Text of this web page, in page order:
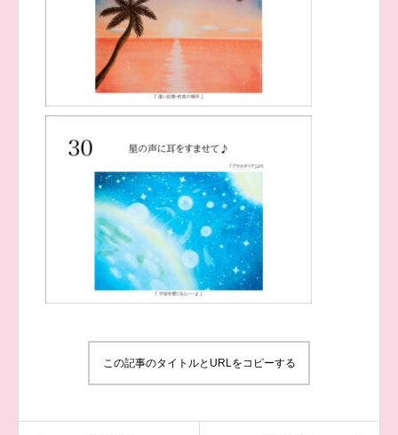
この記事のタイトルとURLをコピーする